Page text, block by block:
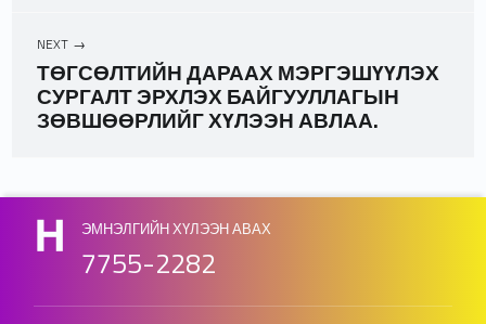
NEXT
ТӨГСӨЛТИЙН ДАРААХ МЭРГЭШҮҮЛЭХ
СУРГАЛТ ЭРХЛЭХ БАЙГУУЛЛАГЫН
ЗӨВШӨӨРЛИЙГ ХҮЛЭЭН АВЛАА.
ЭМНЭЛГИЙН ХҮЛЭЭН АВАХ
7755-2282